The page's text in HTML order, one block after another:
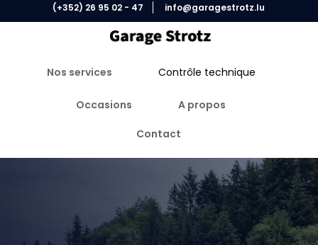
(+352) 26 95 02 - 47 info@garagestrotz.lu
Nos services Contrôle technique
Occasions A propos
Contact